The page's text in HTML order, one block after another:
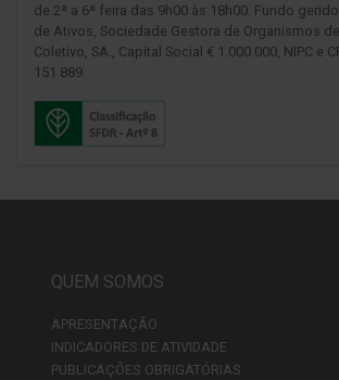
de 2ª a 6ª feira das 9h00 às 18h00. Fundo
de Ativos, Sociedade Gestora de Organismos
Coletivo, SA., Capital Social € 1.000.000, NIPC e
151 889.
QUEM SOMOS
APRESENTAÇÃO
INDICADORES DE ATIVIDADE
PUBLICAÇÕES OBRIGATÓRIAS